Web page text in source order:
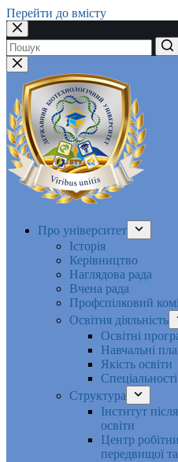
Перейти до вмісту
Немає
результатів
Про університет
Історія
Керівництво
Наглядова рада
Вчена рада
Профспілковий
Освітня діяльність
Освітні
Навчальні
Якість освіти
Структура
Інститут
освіти
Центр
передвищої